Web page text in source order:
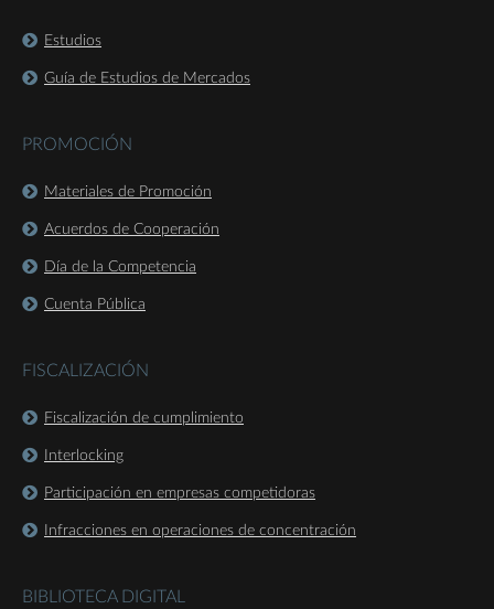
Estudios
Guía de Estudios de Mercados
PROMOCIÓN
Materiales de Promoción
Acuerdos de Cooperación
Día de la Competencia
Cuenta Pública
FISCALIZACIÓN
Fiscalización de cumplimiento
Interlocking
Participación en empresas competidoras
Infracciones en operaciones de concentración
BIBLIOTECA DIGITAL